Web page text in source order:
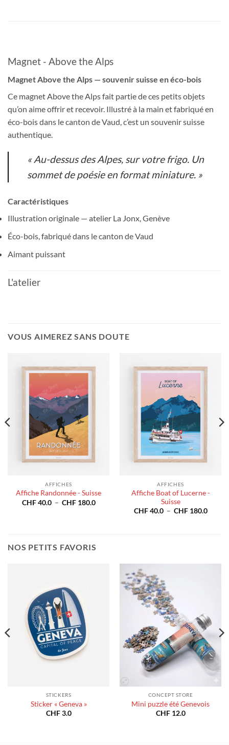
Magnet - Above the Alps
Magnet Above the Alps — souvenir suisse en éco-bois
Ce magnet Above the Alps fait partie de ces petits objets
qu’on aime offrir et recevoir. Illustré à la main et fabriqué en
éco-bois dans le canton de Vaud, c’est un souvenir suisse
authentique.
« Au-dessus des Alpes, sur votre frigo. Un
sommet de poésie en format miniature. »
Caractéristiques
Illustration originale — atelier La Jonx, Genève
Éco-bois, fabriqué dans le canton de Vaud
Aimant puissant
L'atelier
VOUS AIMEREZ SANS DOUTE
AFFICHES
Affiche Randonnée - Suisse
CHF40.0 – CHF180.0Plage
AFFICHES
Affiche Boat of Lucerne -
Suisse
CHF40.0 – CHF180.0Plage
NOS PETITS FAVORIS
STICKERS
Sticker « Geneva »
CHF3.0
CONCEPT STORE
Mini puzzle été Genevois
CHF12.0